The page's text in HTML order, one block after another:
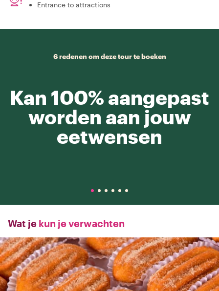
Entrance to attractions
6 redenen om deze tour te boeken
Kan 100% aangepast
worden aan jouw
eetwensen
Wat je kun je verwachten